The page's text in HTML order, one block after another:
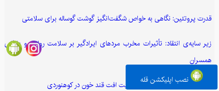
قدرت پروتئین: نگاهی به خواص شگفت‌انگیز گوشت گوساله برای سلامتی
زیر سایه‌ی انتقاد: تأثیرات مخرب مردهای ایرادگیر بر سلامت روانی و عاطفی
همسران
صعودی ایمن: پیشگیری و مدیریت افت قند خون در کوهنوردی